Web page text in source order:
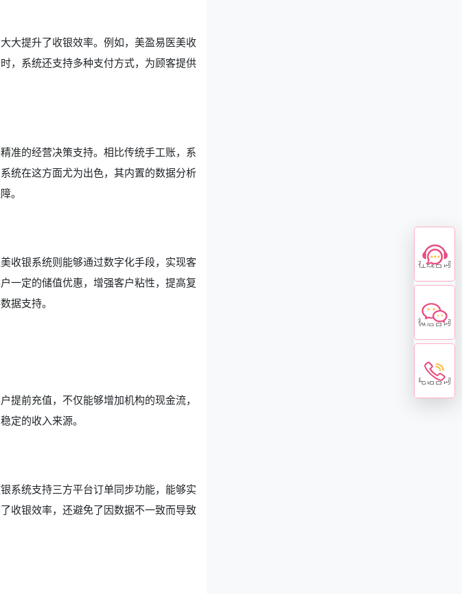
大提升了收银效率。例如，美盈易医美收
，系统还支持多种支付方式，为顾客提供
准的经营决策支持。相比传统手工账，系
统在这方面尤为出色，其内置的数据分析
。
收银系统则能够通过数字化手段，实现客
一定的储值优惠，增强客户粘性，提高复
据支持。
前充值，不仅能够增加机构的现金流，
定的收入来源。
系统支持三方平台订单同步功能，能够实
收银效率，还避免了因数据不一致而导致
在线咨询
微信咨询
电话咨询